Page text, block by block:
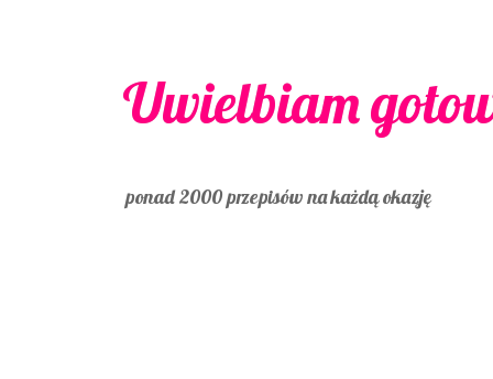
Uwielbiam
ponad 2000 przepisów na każdą okazję